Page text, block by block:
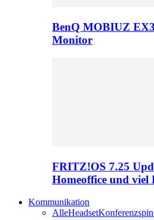
BenQ MOBIUZ
Monitor
FRITZ!OS 7.25
Homeoffice und
Kommunikation
AlleHeadset